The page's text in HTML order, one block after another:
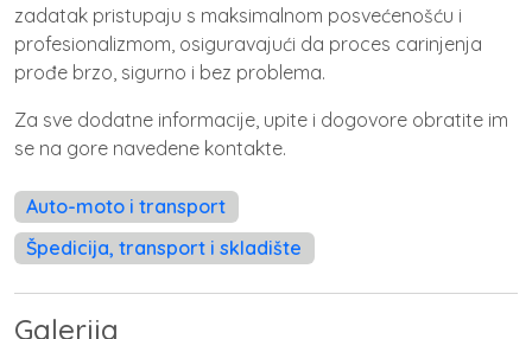
zadatak pristupaju s maksimalnom posvećenošću i
profesionalizmom, osiguravajući da proces carinjenja
prođe brzo, sigurno i bez problema.
Za sve dodatne informacije, upite i dogovore obratite im
se na gore navedene kontakte.
Auto-moto i transport
Špedicija, transport i skladište
Galerija